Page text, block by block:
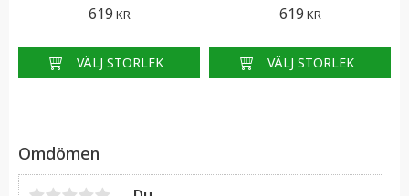
Omdömen
619 KR 619 KR